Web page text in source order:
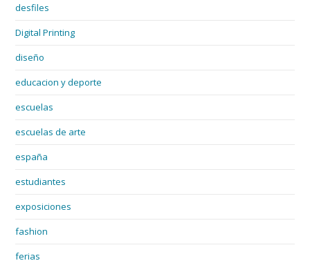
desfiles
Digital Printing
diseño
educacion y deporte
escuelas
escuelas de arte
españa
estudiantes
exposiciones
fashion
ferias